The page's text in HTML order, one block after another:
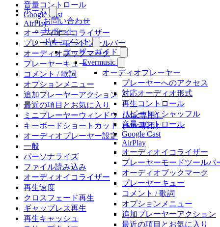
ホーム
お問い合わせ
サポート
ドキュメント
ユーザーガイド
Evermusic
オーディオプレーヤー
プレーヤーへのアクセス
対応オーディオ形式
再生コントロール
リピートとシャッフル
音量コントロール
Google Cast
AirPlay
オーディオイコライザー
プレーヤーモードツールバ
オーディオブックマーク
プレーヤーキュー
コメント / 歌詞
オプションメニュー
追加プレーヤーアクション
最近の項目とお気に入り
音量コントロール
Google Cast
AirPlay
オーディオイコライザー
プレーヤーモードツールバー
オーディオブックマーク
プレーヤーキュー
コメント / 歌詞
オプションメニュー
追加プレーヤーアクション
最近の項目とお気に入り
ミニプレーヤーウィンドウ（Mac専用）
キーボードショートカット（Mac専用）
オーディオプレーヤー設定
一般
パーソナライズ
ファイル読み込み
オーディオイコライザー
再生速度
クロスフェード再生
ギャップレス再生
再生キャッシュ